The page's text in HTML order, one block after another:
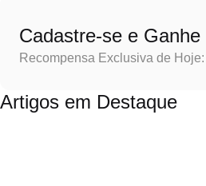
Cadastre-se e Ganhe
Recompensa Exclusiva de
Artigos em Destaque